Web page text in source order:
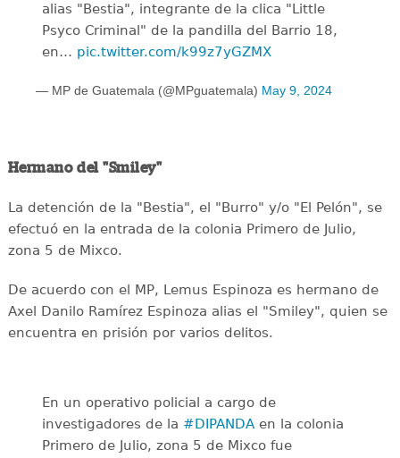
alias "Bestia", integrante de la clica "Little
Psyco Criminal" de la pandilla del Barrio 18,
en… pic.twitter.com/k99z7yGZMX
— MP de Guatemala (@MPguatemala) May 9, 2024
Hermano del "Smiley"
La detención de la "Bestia", el "Burro" y/o "El Pelón", se
efectuó en la entrada de la colonia Primero de Julio,
zona 5 de Mixco.
De acuerdo con el MP, Lemus Espinoza es hermano de
Axel Danilo Ramírez Espinoza alias el "Smiley", quien se
encuentra en prisión por varios delitos.
En un operativo policial a cargo de
investigadores de la #DIPANDA en la colonia
Primero de Julio, zona 5 de Mixco fue